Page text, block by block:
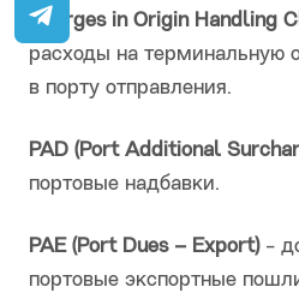
Charges in Origin Handling
расходы на терминальную
в порту отправления.
PAD (Port Additional
портовые надбавки.
PAE (Port Dues – Export)-
портовые экспортные